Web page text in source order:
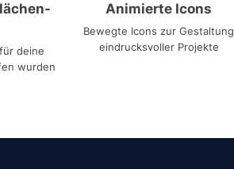
deine
wurden
Animierte Icons
Bewegte Icons zur Gestaltung
eindrucksvoller Projekte